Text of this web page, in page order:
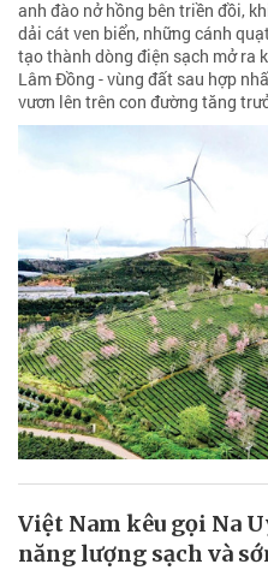
anh đào nở hồng bên triền đồi,
dải cát ven biển, những cánh
tạo thành dòng điện sạch mở ra
Lâm Đồng - vùng đất sau hợp
vươn lên trên con đường tăng
Việt Nam kêu gọi Na
năng lượng sạch và